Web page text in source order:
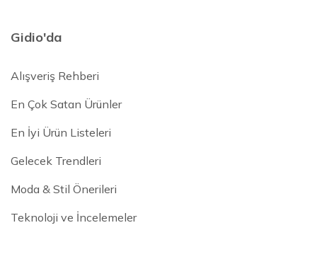
Gidio'da
Alışveriş Rehberi
En Çok Satan Ürünler
En İyi Ürün Listeleri
Gelecek Trendleri
Moda & Stil Önerileri
Teknoloji ve İncelemeler